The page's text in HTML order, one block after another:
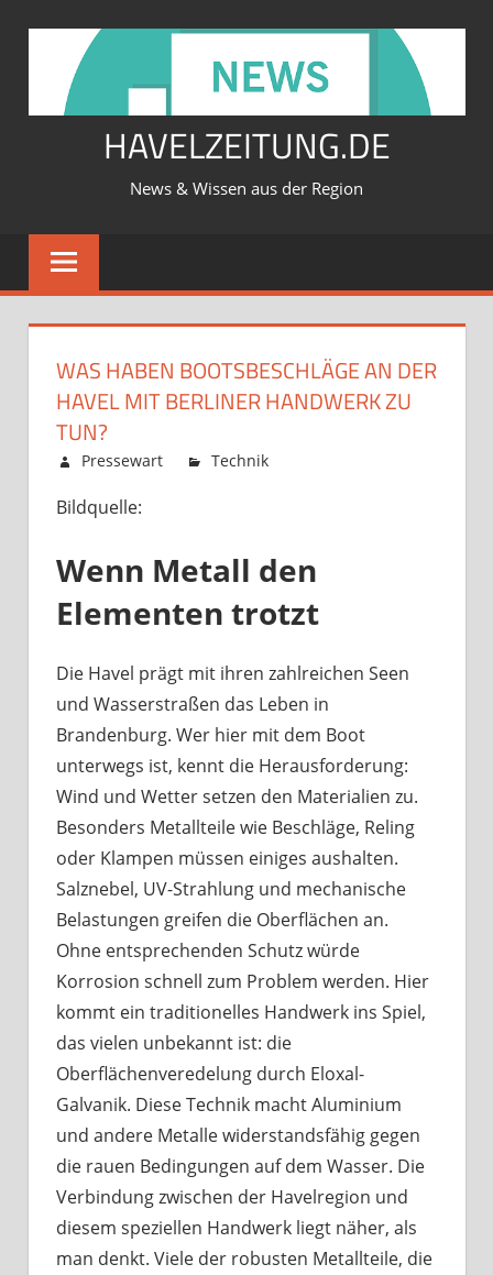
springen
HAVELZEITUNG.DE
News & Wissen aus der Region
WAS HABEN BOOTSBESCHLÄGE AN DER
HAVEL MIT BERLINER HANDWERK ZU
TUN?
Februar 12, 2026
Pressewart Technik
mit
tun?
Bildquelle:
Wenn Metall den
Elementen trotzt
Die Havel prägt mit ihren zahlreichen Seen
und Wasserstraßen das Leben in
Brandenburg. Wer hier mit dem Boot
unterwegs ist, kennt die Herausforderung:
Wind und Wetter setzen den Materialien zu.
Besonders Metallteile wie Beschläge, Reling
oder Klampen müssen einiges aushalten.
Salznebel, UV-Strahlung und mechanische
Belastungen greifen die Oberflächen an.
Ohne entsprechenden Schutz würde
Korrosion schnell zum Problem werden. Hier
kommt ein traditionelles Handwerk ins Spiel,
das vielen unbekannt ist: die
Oberflächenveredelung durch Eloxal-
Galvanik. Diese Technik macht Aluminium
und andere Metalle widerstandsfähig gegen
die rauen Bedingungen auf dem Wasser. Die
Verbindung zwischen der Havelregion und
diesem speziellen Handwerk liegt näher, als
man denkt. Viele der robusten Metallteile, die